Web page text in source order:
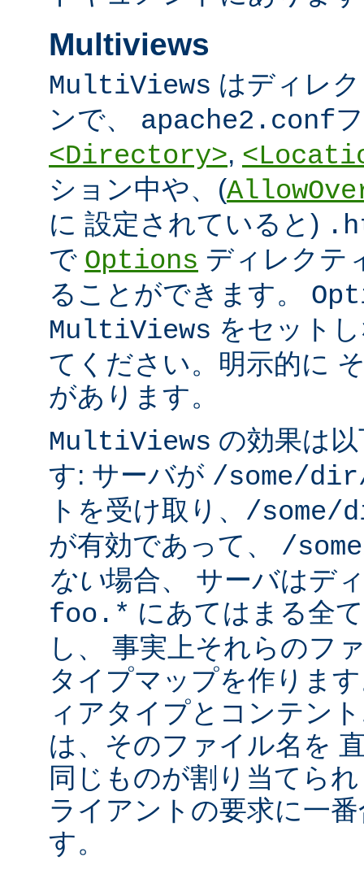
Multiviews
MultiViews はディレ
ンで、 apache2.conf
<Directory>,
ション中や、(
に 設定されていると)
で Options ディレクテ
ることができます。
MultiViews をセット
てください。明示的に
があります。
MultiViews の効果は
す: サーバが /some/
トを受け取り、 /some/
が有効であって、 /
ない場合、 サーバはデ
foo.* にあてはまる全
し、 事実上それらのフ
タイプマップを作りま
ィアタイプとコンテン
は、そのファイル名を
同じものが割り当てら
ライアントの要求に一
す。